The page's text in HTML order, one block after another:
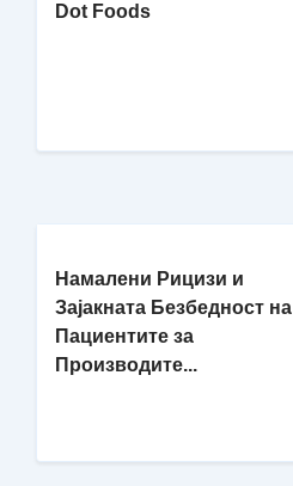
Dot Foods
Намалени Рицизи и
Зајакната Безбедност на
Пациентите за
Производите...